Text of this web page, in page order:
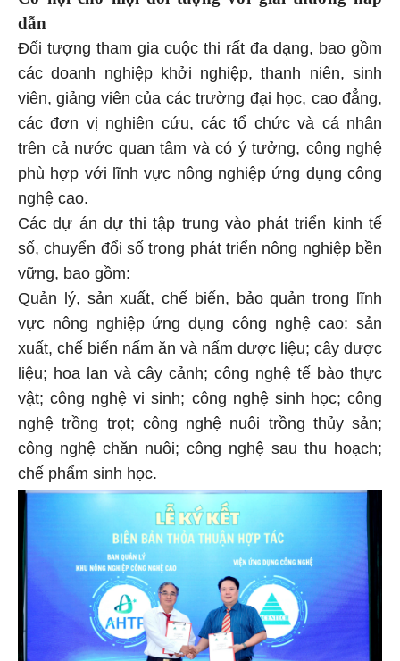
dẫn
Đối tượng tham gia cuộc thi rất đa dạng, bao gồm
các doanh nghiệp khởi nghiệp, thanh niên, sinh
viên, giảng viên của các trường đại học, cao đẳng,
các đơn vị nghiên cứu, các tổ chức và cá nhân
trên cả nước quan tâm và có ý tưởng, công nghệ
phù hợp với lĩnh vực nông nghiệp ứng dụng công
nghệ cao.
Các dự án dự thi tập trung vào phát triển kinh tế
số, chuyển đổi số trong phát triển nông nghiệp bền
vững, bao gồm:
Quản lý, sản xuất, chế biến, bảo quản trong lĩnh
vực nông nghiệp ứng dụng công nghệ cao: sản
xuất, chế biến nấm ăn và nấm dược liệu; cây dược
liệu; hoa lan và cây cảnh; công nghệ tế bào thực
vật; công nghệ vi sinh; công nghệ sinh học; công
nghệ trồng trọt; công nghệ nuôi trồng thủy sản;
công nghệ chăn nuôi; công nghệ sau thu hoạch;
chế phẩm sinh học.